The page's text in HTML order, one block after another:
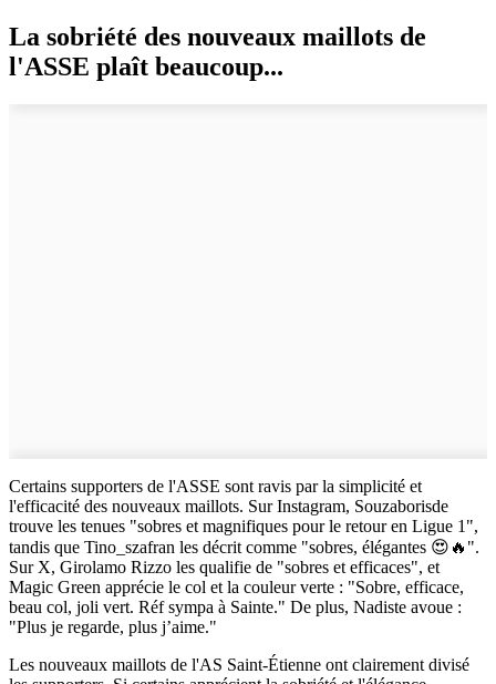
La sobriété des nouveaux maillots de
l'ASSE plaît beaucoup...
Certains supporters de l'ASSE sont ravis par la simplicité et
l'efficacité des nouveaux maillots. Sur Instagram, Souzaborisde
trouve les tenues "sobres et magnifiques pour le retour en Ligue 1",
tandis que Tino_szafran les décrit comme "sobres, élégantes 😍🔥".
Sur X, Girolamo Rizzo les qualifie de "sobres et efficaces", et
Magic Green apprécie le col et la couleur verte : "Sobre, efficace,
beau col, joli vert. Réf sympa à Sainte." De plus, Nadiste avoue :
"Plus je regarde, plus j’aime."
Les nouveaux maillots de l'AS Saint-Étienne ont clairement divisé